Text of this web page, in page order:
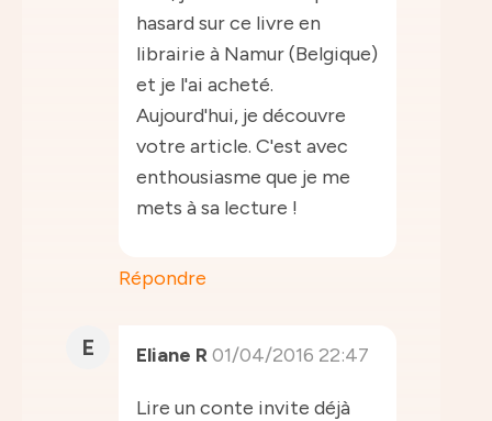
hasard sur ce livre en
librairie à Namur (Belgique)
et je l'ai acheté.
Aujourd'hui, je découvre
votre article. C'est avec
enthousiasme que je me
mets à sa lecture !
Répondre
E Eliane R01/04/2016 22:47
Lire un conte invite déjà